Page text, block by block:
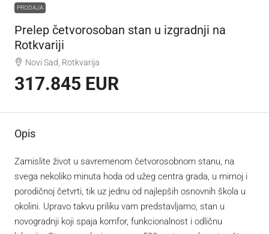
PRODAJA
Prelep četvorosoban stan u izgradnji na
Rotkvariji
Novi Sad, Rotkvarija
317.845 EUR
Opis
Zamislite život u savremenom četvorosobnom stanu, na
svega nekoliko minuta hoda od užeg centra grada, u mirnoj i
porodičnoj četvrti, tik uz jednu od najlepših osnovnih škola u
okolini. Upravo takvu priliku vam predstavljamo, stan u
novogradnji koji spaja komfor, funkcionalnost i odličnu